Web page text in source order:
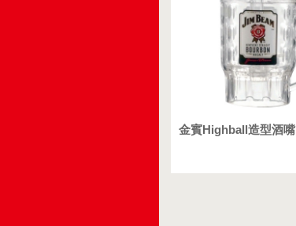
金賓Highball造型酒嘴